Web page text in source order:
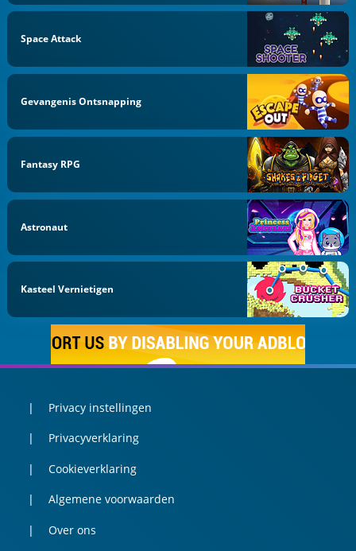
Space Attack
Gevangenis Ontsnapping
Fantasy RPG
Astronaut
Kasteel Vernietigen
Privacy instellingen
Privacyverklaring
Cookieverklaring
Algemene voorwaarden
Over ons